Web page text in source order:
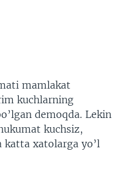
mamlakat
kuchlarning
demoqda. Lekin
kuchsiz,
katta xatolarga yo’l